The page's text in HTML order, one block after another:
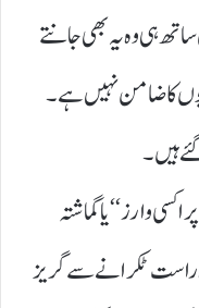
ہی وہ یہ بھی جانتے
کا ضامن نہیں ہے۔
ہیں۔
وارز‘‘ یا گماشتہ
راست ٹکرانے سے گریز